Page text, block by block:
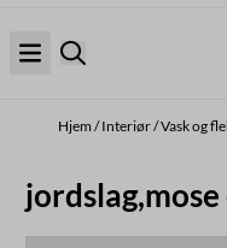
Hjem /Interiør/Vask og